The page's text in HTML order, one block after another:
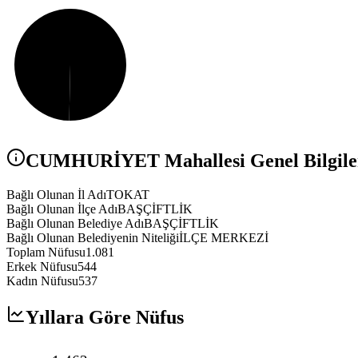
CUMHURİYET Mahallesi Genel
Bağlı Olunan İl AdıTOKAT
Bağlı Olunan İlçe AdıBAŞÇİFTLİK
Bağlı Olunan Belediye AdıBAŞÇİFTLİK
Bağlı Olunan Belediyenin NiteliğiİLÇE MERKEZİ
Toplam Nüfusu1.081
Erkek Nüfusu544
Kadın Nüfusu537
Yıllara Göre Nüfus